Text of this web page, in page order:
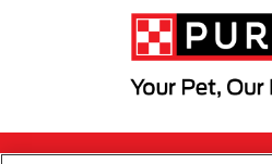
Menu Footer